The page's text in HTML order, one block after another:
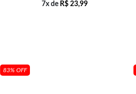
7x de R$ 23,99
83% OFF